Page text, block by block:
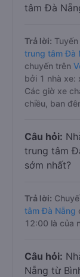
tâm Đà
Trả lời:
trung tâm Đà
chuyến trên
bởi 1 nhà xe:
Các giờ xe
chiều, ban
Câu hỏi:
trung tâm
sớm nhất?
Trả lời:
tâm Đà Nẵng
12:00 là của
Câu hỏi:
Nẵng từ